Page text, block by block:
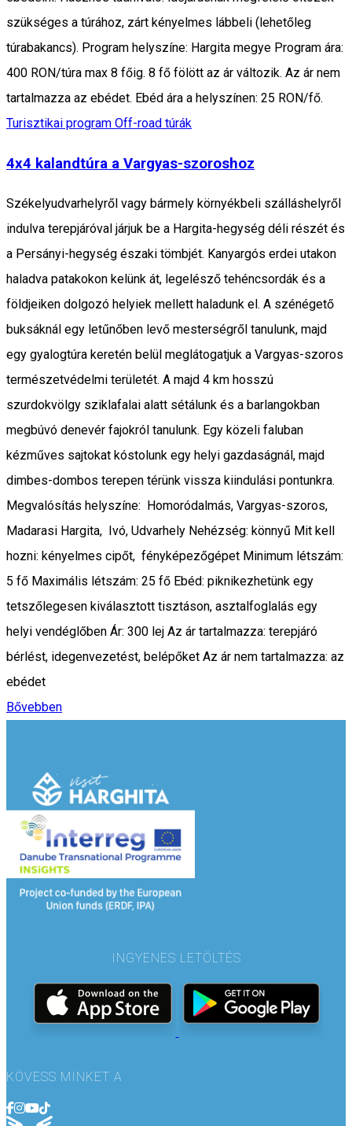
szükséges a túrához, zárt kényelmes lábbeli (lehetőleg
túrabakancs). Program helyszíne: Hargita megye Program ára:
400 RON/túra max 8 főig. 8 fő fölött az ár változik. Az ár nem
tartalmazza az ebédet. Ebéd ára a helyszínen: 25 RON/fő.
Turisztikai program Off-road túrák
4x4 kalandtúra a Vargyas-szoroshoz
Székelyudvarhelyről vagy bármely környékbeli szálláshelyről
indulva terepjáróval járjuk be a Hargita-hegység déli részét és
a Persányi-hegység északi tömbjét. Kanyargós erdei utakon
haladva patakokon kelünk át, legelésző tehéncsordák és a
földjeiken dolgozó helyiek mellett haladunk el. A szénégető
buksáknál egy letűnőben levő mesterségről tanulunk, majd
egy gyalogtúra keretén belül meglátogatjuk a Vargyas-szoros
természetvédelmi területét. A majd 4 km hosszú
szurdokvölgy sziklafalai alatt sétálunk és a barlangokban
megbúvó denevér fajokról tanulunk. Egy közeli faluban
kézműves sajtokat kóstolunk egy helyi gazdaságnál, majd
dimbes-dombos terepen térünk vissza kiindulási pontunkra.
Megvalósítás helyszíne: Homoródalmás, Vargyas-szoros,
Madarasi Hargita, Ivó, Udvarhely Nehézség: könnyű Mit kell
hozni: kényelmes cipőt, fényképezőgépet Minimum létszám:
5 fő Maximális létszám: 25 fő Ebéd: piknikezhetünk egy
tetszőlegesen kiválasztott tisztáson, asztalfoglalás egy
helyi vendéglőben Ár: 300 lej Az ár tartalmazza: terepjáró
bérlést, idegenvezetést, belépőket Az ár nem tartalmazza: az
ebédet
Bővebben
INGYENES LETÖLTÉS
KÖVESS MINKET A